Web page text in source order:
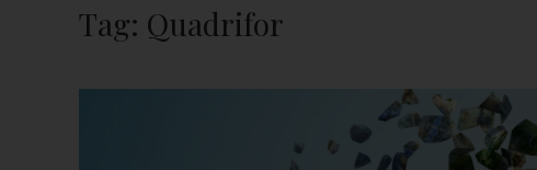
Tag: Quadrifor